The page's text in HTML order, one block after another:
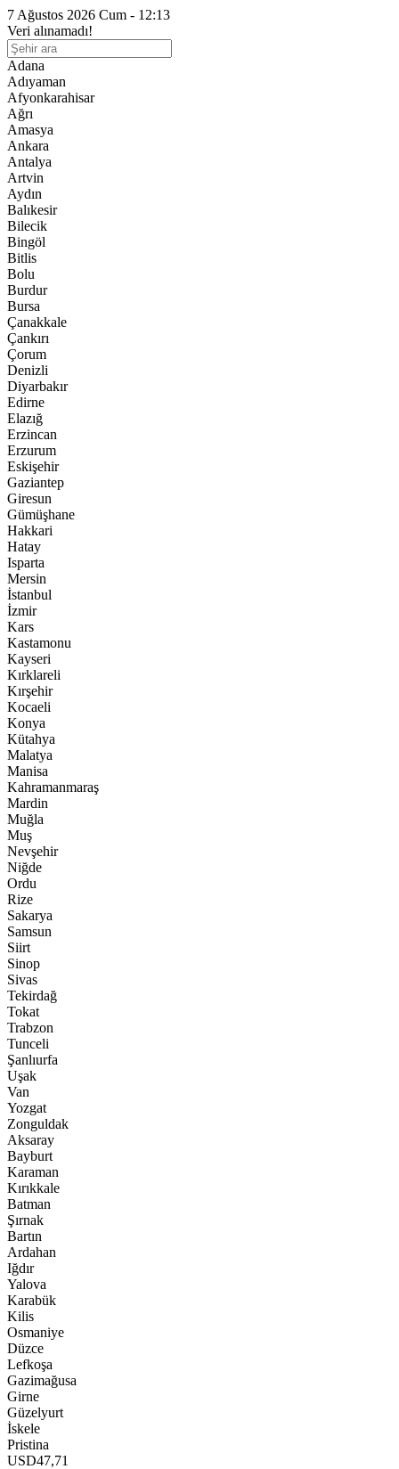
7 Ağustos 2026 Cum - 12:13
Veri alınamadı!
Adana
Adıyaman
Afyonkarahisar
Ağrı
Amasya
Ankara
Antalya
Artvin
Aydın
Balıkesir
Bilecik
Bingöl
Bitlis
Bolu
Burdur
Bursa
Çanakkale
Çankırı
Çorum
Denizli
Diyarbakır
Edirne
Elazığ
Erzincan
Erzurum
Eskişehir
Gaziantep
Giresun
Gümüşhane
Hakkari
Hatay
Isparta
Mersin
İstanbul
İzmir
Kars
Kastamonu
Kayseri
Kırklareli
Kırşehir
Kocaeli
Konya
Kütahya
Malatya
Manisa
Kahramanmaraş
Mardin
Muğla
Muş
Nevşehir
Niğde
Ordu
Rize
Sakarya
Samsun
Siirt
Sinop
Sivas
Tekirdağ
Tokat
Trabzon
Tunceli
Şanlıurfa
Uşak
Van
Yozgat
Zonguldak
Aksaray
Bayburt
Karaman
Kırıkkale
Batman
Şırnak
Bartın
Ardahan
Iğdır
Yalova
Karabük
Kilis
Osmaniye
Düzce
Lefkoşa
Gazimağusa
Girne
Güzelyurt
İskele
Pristina
USD47,71